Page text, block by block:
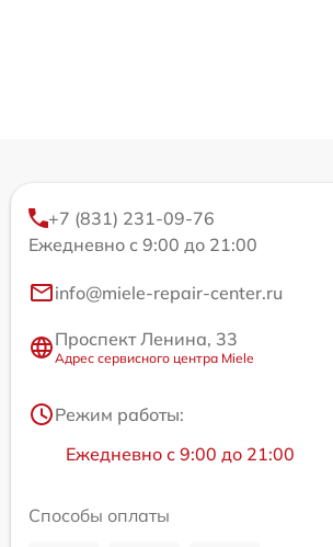
+7 (831) 231-09-76
Ежедневно с 9:00 до 21:00
info@miele-repair-center.ru
Проспект Ленина, 33
Адрес сервисного центра Miele
Режим работы:
Ежедневно с 9:00 до 21:00
Способы оплаты